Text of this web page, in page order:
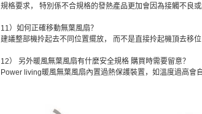
規格要求， 特別係不合規格的發熱產品更加會因為接觸不良或
11）如何正確移動無葉風扇？
建議整部機拎起去不同位置擺放， 而不是直接拎起機頂去移
12） 另外暖風無葉風扇有什麼安全規格 購買時需要留意？
Power living暖風無葉風扇內置過熱保護裝置，如溫度過高會